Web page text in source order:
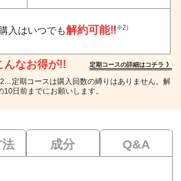
入はいつでも解約可能‼（※2）
んなお得が!! 定期コースの詳細はコチラ 》
定期コースは購入回数の縛りはありません。解
日前までにお願いします。
成分 Q&A